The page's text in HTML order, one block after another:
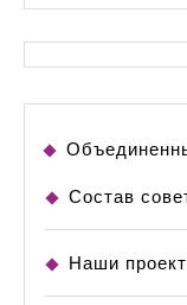
Состав
Наши